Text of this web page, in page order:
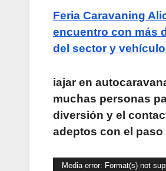
Feria Caravaning
encuentro con más
del sector y
iajar en
muchas personas
diversión y el
adeptos con el paso
Reproductor
Media error: Format(s) not